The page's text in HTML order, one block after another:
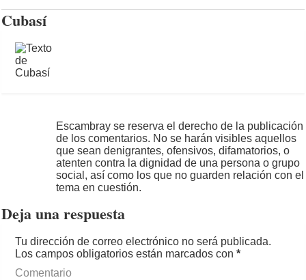
Cubasí
Escambray se reserva el derecho de la publicación
de los comentarios. No se harán visibles aquellos
que sean denigrantes, ofensivos, difamatorios, o
atenten contra la dignidad de una persona o grupo
social, así como los que no guarden relación con el
tema en cuestión.
Deja una respuesta
Tu dirección de correo electrónico no será publicada.
Los campos obligatorios están marcados con*
Comentario